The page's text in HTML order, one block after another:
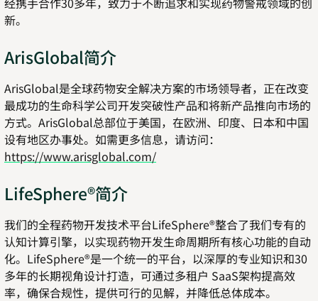
新。
ArisGlobal简介
ArisGlobal是全球药物安全解决方案的市场领导者，正在改变
最成功的生命科学公司开发突破性产品和将新产品推向市场的
方式。ArisGlobal总部位于美国，在欧洲、印度、日本和中国
设有地区办事处。如需更多信息，请访问：
https://www.arisglobal.com/
LifeSphere®简介
我们的全程药物开发技术平台LifeSphere®整合了我们专有的
认知计算引擎，以实现药物开发生命周期所有核心功能的自动
化。LifeSphere®是一个统一的平台，以深厚的专业知识和30
多年的长期视角设计打造，可通过多租户 SaaS架构提高效
率，确保合规性，提供可行的见解，并降低总体成本。